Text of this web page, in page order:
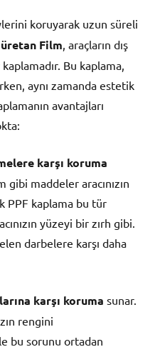
koruyarak uzun süreli
Film, araçların dış
Bu kaplama,
aynı zamanda estetik
avantajları
karşı koruma
maddeler aracınızın
PPF kaplama bu tür
yüzeyi bir zırh gibi.
darbelere karşı daha
karşı koruma sunar.
rengini
bu sorunu ortadan